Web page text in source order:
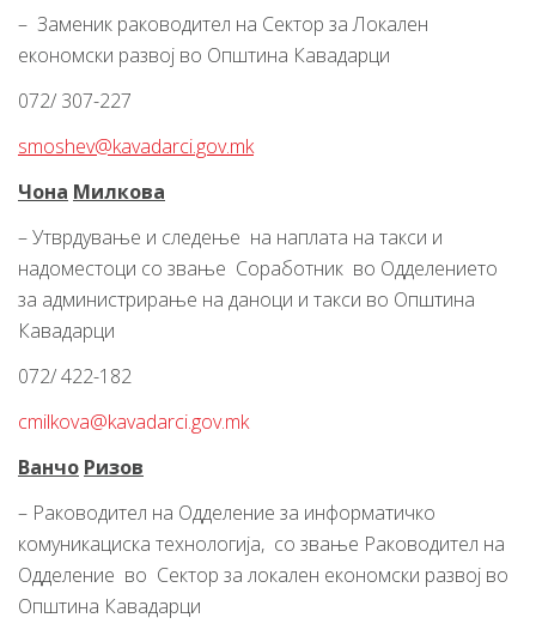
– Заменик раководител на Сектор за Локален
економски развој во Општина Кавадарци
072/ 307-227
smoshev@kavadarci.gov.mk
Чона Милкова
– Утврдување и следење на наплата на такси и
надоместоци со звање Соработник во Одделението
за администрирање на даноци и такси во Општина
Кавадарци
072/ 422-182
cmilkova@kavadarci.gov.mk
Ванчо Ризов
– Раководител на Одделение за информатичко
комуникациска технологија, со звање Раководител на
Одделение во Сектор за локален економски развој во
Општина Кавадарци